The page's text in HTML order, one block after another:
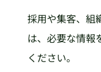
採用や集客、組
は、必要な情報
ください。